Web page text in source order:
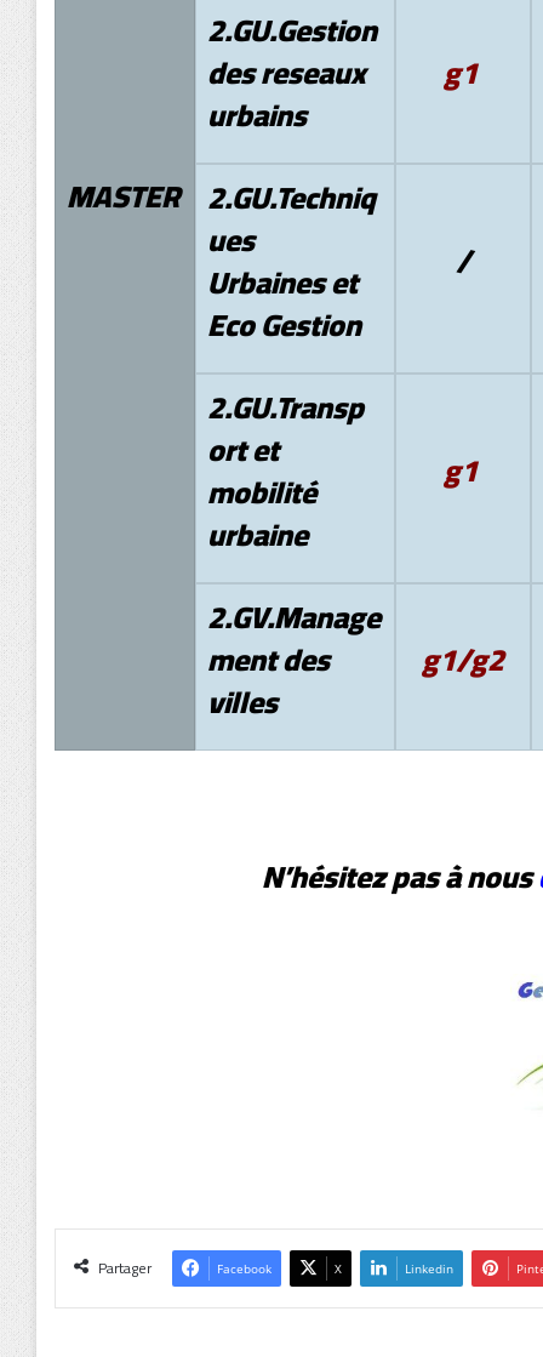
MASTER
2.GU.Gestion
des reseaux
urbains
g1
2.GU.Techniq
ues
Urbaines et
Eco Gestion
/
2.GU.Transp
ort et
mobilité
urbaine
g1
2.GV.Manage
ment des
villes
g1/g2
N’hésitez pas à nous
Partager Facebook X Linkedin